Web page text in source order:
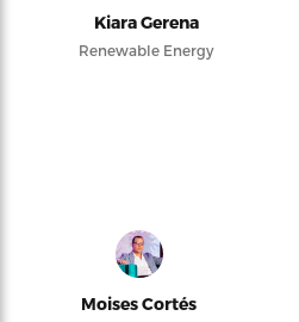
Kiara Gerena
Renewable Energy
Moises Cortés